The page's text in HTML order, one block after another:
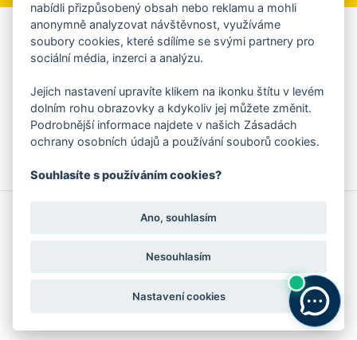
Aplikace Mobilní rozhlas
Chcete dostávat do svého mobilu či mailu upozornění na
ankety, pozvánky na kulturní a sportovní akce?
Více informací o aplikaci
Ochrana osobních údajů
nabídli přizpůsobený obsah nebo reklamu a mohli
anonymně analyzovat návštěvnost, využíváme
soubory cookies, které sdílíme se svými partnery pro
sociální média, inzerci a analýzu.
Jejich nastavení upravíte klikem na ikonku štítu v levém
dolním rohu obrazovky a kdykoliv jej můžete změnit.
Podrobnější informace najdete v našich Zásadách
ochrany osobních údajů a používání souborů cookies.
Souhlasíte s používáním cookies?
Ano, souhlasím
Nesouhlasím
Nastavení cookies